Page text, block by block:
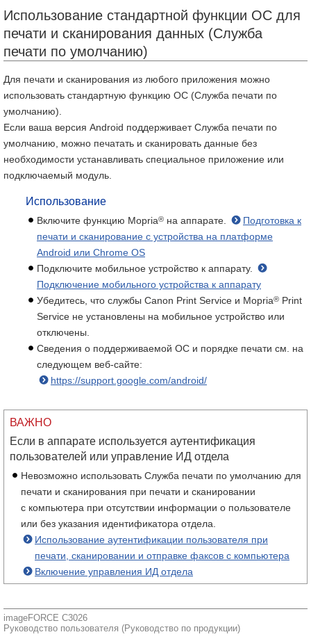
Использование стандартной функции ОС для
печати и сканирования данных (Служба
печати по умолчанию)
Для печати и сканирования из любого приложения можно
использовать стандартную функцию ОС (Служба печати по
умолчанию).
Если ваша версия Android поддерживает Служба печати по
умолчанию, можно печатать и сканировать данные без
необходимости устанавливать специальное приложение или
подключаемый модуль.
Использование
Включите функцию Mopria® на аппарате.
Подготовка к
печати и сканирование с устройства на платформе
Android или Chrome OS
Подключите мобильное устройство к аппарату.
Подключение мобильного устройства к аппарату
Убедитесь, что службы Canon Print Service и Mopria® Print
Service не установлены на мобильное устройство или
отключены.
Сведения о поддерживаемой ОС и порядке печати см. на
следующем веб-сайте:
https://support.google.com/android/
ВАЖНО
Если в аппарате используется аутентификация
пользователей или управление ИД отдела
Невозможно использовать Служба печати по умолчанию для
печати и сканирования при печати и сканировании
с компьютера при отсутствии информации о пользователе
или без указания идентификатора отдела.
Использование аутентификации пользователя при
печати, сканировании и отправке факсов с компьютера
Включение управления ИД отдела
imageFORCE C3026
Руководство пользователя (Руководство по продукции)